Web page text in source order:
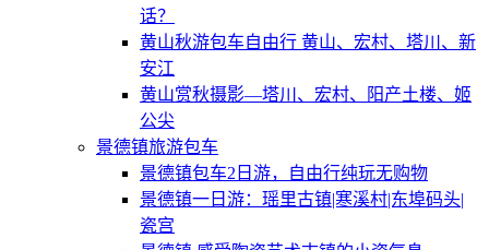
话？
黄山秋游包车自由行 黄山、宏村、塔川、新
安江
黄山赏秋摄影—塔川、宏村、阳产土楼、姬
公尖
景德镇旅游包车
景德镇包车2日游，自由行纯玩无购物
景德镇一日游：瑶里古镇|寒溪村|东埠码头|
瓷宫